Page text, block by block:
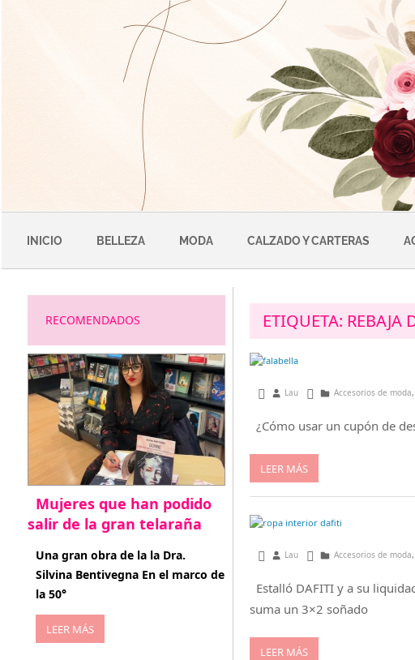
INICIO BELLEZA MODA CALZADO Y CARTERAS
ETIQUETA: REBAJA
febrero 24, 2014
Lau Accesorios de moda,
¿Cómo usar un cupón de
LEER MÁS
enero 27, 2014
Lau Accesorios de moda,
Estalló DAFITI y a su
suma un 3×2 soñado
LEER MÁS
RECOMENDADOS
Mujeres que han podido
salir de la gran telaraña
abril 29, 2026
Una gran obra de la la Dra.
Silvina Bentivegna En el marco de
la 50°
LEER MÁS